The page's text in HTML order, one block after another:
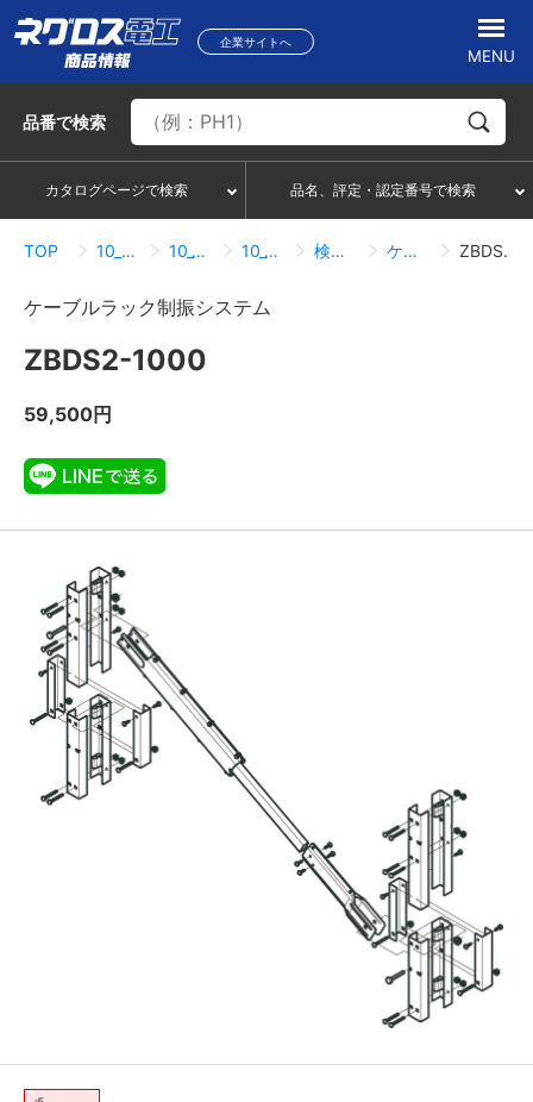
企業サイトへ
MENU
品番で検索
カタログページで検索 品名、評定・認定番号で検索
TOP 10_ケーブルラック 10_14_耐震システム 10_14_03_ケーブルラック制振システム 検索結果一覧 ケーブルラック制振システム ZBDS2-1000
ケーブルラック制振システム
ZBDS2-1000
59,500円